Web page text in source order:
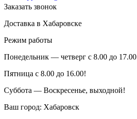
Заказать звонок
Доставка в Хабаровске
Режим работы
Понедельник — четверг с 8.00 до 17.00
Пятница с 8.00 до 16.00!
Суббота — Воскресенье, выходной!
Ваш город: Хабаровск